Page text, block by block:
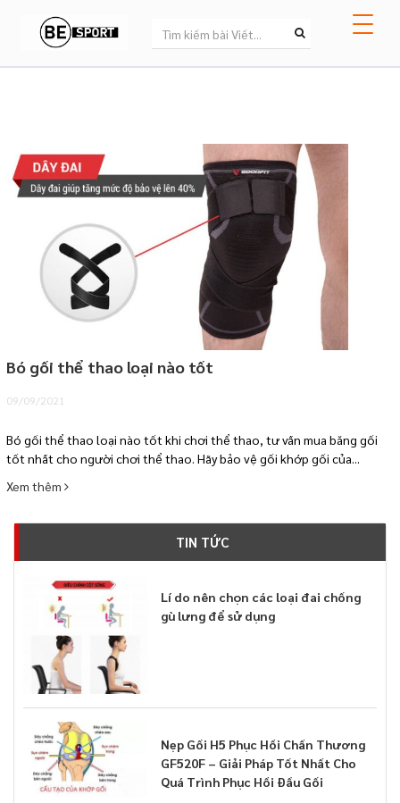
Bó gối thể thao loại nào tốt
09/09/2021
Bó gối thể thao loại nào tốt khi chơi thể thao, tư vấn mua băng gối
tốt nhất cho người chơi thể thao. Hãy bảo vệ gối khớp gối của...
Xem thêm
TIN TỨC
Lí do nên chọn các loại đai chống
gù lưng để sử dụng
Nẹp Gối H5 Phục Hồi Chấn Thương
GF520F – Giải Pháp Tốt Nhất Cho
Quá Trình Phục Hồi Đầu Gối